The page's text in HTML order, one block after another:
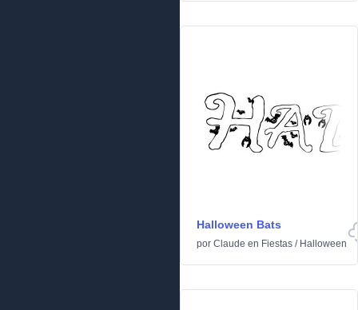
Halloween Bats
por Claude en Fiestas / Halloween